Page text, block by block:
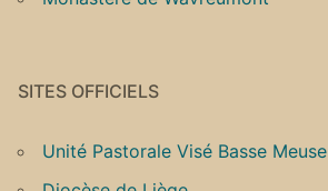
SITES OFFICIELS
Unité Pastorale Visé Basse Meuse